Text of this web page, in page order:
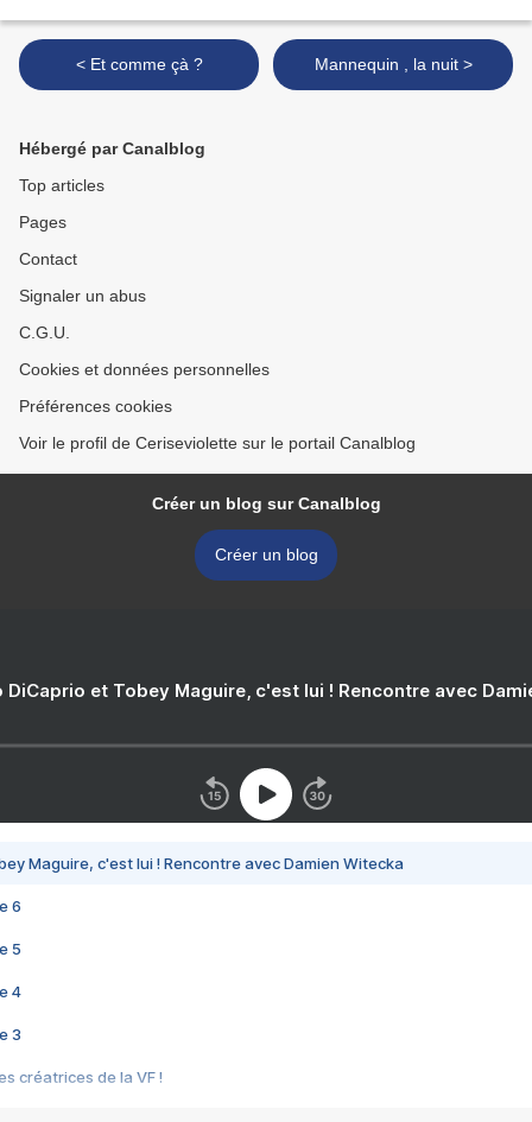
< Et comme çà ? Mannequin , la nuit >
Hébergé par Canalblog
Top articles
Pages
Contact
Signaler un abus
C.G.U.
Cookies et données personnelles
Préférences cookies
Voir le profil de Ceriseviolette sur le portail Canalblog
Créer un blog sur Canalblog
Créer un blog
DiCaprio et Tobey Maguire, c'est lui ! Rencontre avec
Maguire, c'est lui ! Rencontre avec Damien Witecka
6
5
4
3
créatrices de la VF !